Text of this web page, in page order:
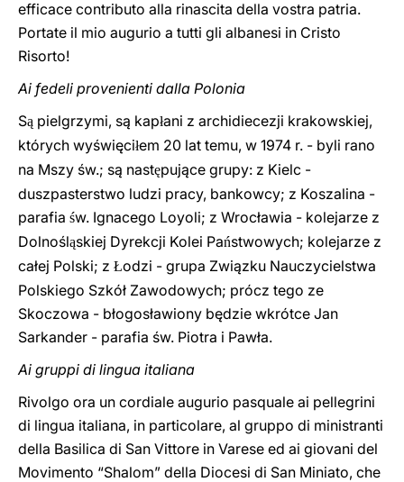
efficace contributo alla rinascita della vostra patria.
Portate il mio augurio a tutti gli albanesi in Cristo
Risorto!
Ai fedeli provenienti dalla Polonia
Są pielgrzymi, są kapłani z archidiecezji krakowskiej,
których wyświęciłem 20 lat temu, w 1974 r. - byli rano
na Mszy św.; są następujące grupy: z Kielc -
duszpasterstwo ludzi pracy, bankowcy; z Koszalina -
parafia św. Ignacego Loyoli; z Wrocławia - kolejarze z
Dolnośląskiej Dyrekcji Kolei Państwowych; kolejarze z
całej Polski; z Łodzi - grupa Związku Nauczycielstwa
Polskiego Szkół Zawodowych; prócz tego ze
Skoczowa - błogosławiony będzie wkrótce Jan
Sarkander - parafia św. Piotra i Pawła.
Ai gruppi di lingua italiana
Rivolgo ora un cordiale augurio pasquale ai pellegrini
di lingua italiana, in particolare, al gruppo di ministranti
della Basilica di San Vittore in Varese ed ai giovani del
Movimento “Shalom” della Diocesi di San Miniato, che